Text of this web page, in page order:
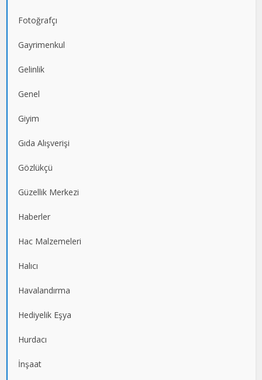
Fotoğrafçı
Gayrimenkul
Gelinlik
Genel
Giyim
Gıda Alışverişi
Gözlükçü
Güzellik Merkezi
Haberler
Hac Malzemeleri
Halıcı
Havalandırma
Hediyelik Eşya
Hurdacı
İnşaat